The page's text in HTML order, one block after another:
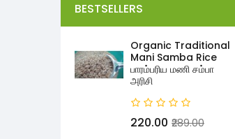
BESTSELLERS
Organic Traditional
Mani Samba Rice
பாரம்பரிய மணி சம்பா
அரிசி
₹220.00 ₹289.00